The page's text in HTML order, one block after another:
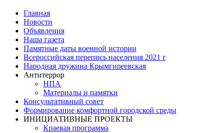
Главная
Новости
Объявления
Наша газета
Памятные даты военной истории
Всероссийская перепись населения 2021 г
Народная дружина Крымгиреевская
Антитеррор
НПА
Материалы и памятки
Консультативный совет
Формирование комфортной городской среды
ИНИЦИАТИВНЫЕ ПРОЕКТЫ
Краевая программа